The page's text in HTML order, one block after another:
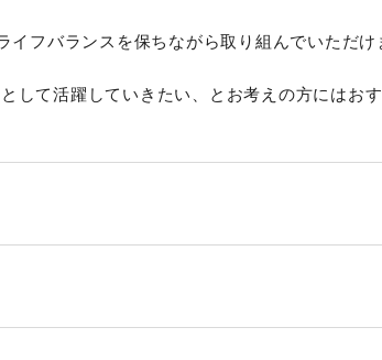
イフバランスを保ちながら取り組んでいただけ
して活躍していきたい、とお考えの方にはお